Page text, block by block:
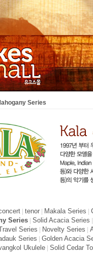
Series
tenor Makala Series
Series Solid Acacia Series
Series Novelty Series
Series
Golden Acacia
Ukulele
Solid Cedar